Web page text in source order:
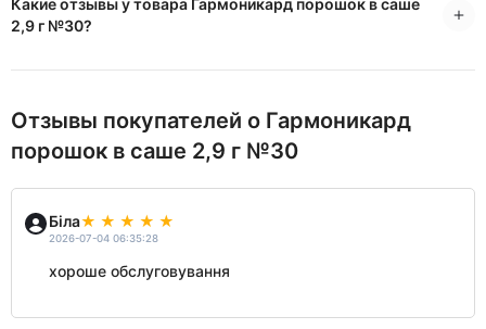
Какие отзывы у товара Гармоникард порошок в саше
2,9 г №30?
Отзывы покупателей о Гармоникард
порошок в саше 2,9 г №30
Біла
2026-07-04 06:35:28
хороше обслуговування